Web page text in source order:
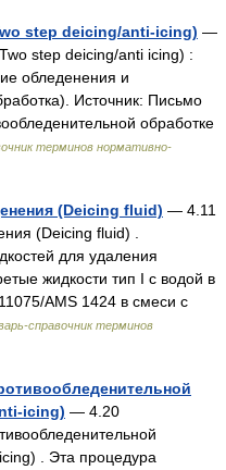
step deicing/anti-icing) —
step deicing/anti icing) :
обледенения и
Источник: Письмо
обработке
терминов нормативно-
(Deicing fluid) — 4.11
(Deicing fluid) .
для удаления
жидкости тип I с водой в
AMS 1424 в смеси с
справочник терминов
icing) — 4.20
. Эта процедура